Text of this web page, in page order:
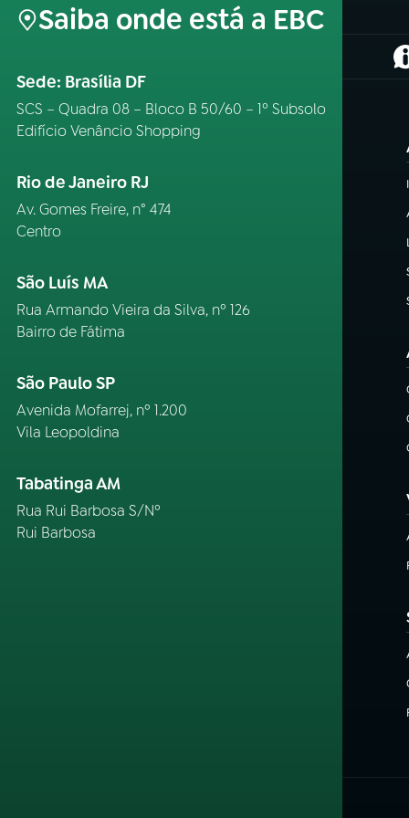
Saiba onde está a EBC
Sede: Brasília DF
SCS – Quadra 08 – Bloco B 50/60 – 1º Subsolo
Edifício Venâncio Shopping
Rio de Janeiro RJ
Av. Gomes Freire, n° 474
Centro
São Luís MA
Rua Armando Vieira da Silva, nº 126
Bairro de Fátima
São Paulo SP
Avenida Mofarrej, nº 1.200
Vila Leopoldina
Tabatinga AM
Rua Rui Barbosa S/Nº
Rui Barbosa